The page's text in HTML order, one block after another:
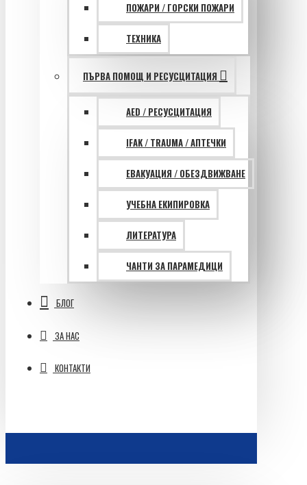
ПОЖАРИ / ГОРСКИ ПОЖАРИ
ТЕХНИКА
ПЪРВА ПОМОЩ И РЕСУСЦИТАЦИЯ
AED / РЕСУСЦИТАЦИЯ
IFAK / TRAUMA / АПТЕЧКИ
ЕВАКУАЦИЯ / ОБЕЗДВИЖВАНЕ
УЧЕБНА ЕКИПИРОВКА
ЛИТЕРАТУРА
ЧАНТИ ЗА ПАРАМЕДИЦИ
БЛОГ
ЗА НАС
КОНТАКТИ